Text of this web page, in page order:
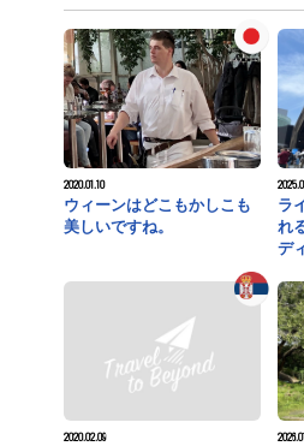
2020.01.10
ウィーンはどこもかしこも
美しいですね。
ラ
れ
デ
2020.02.09